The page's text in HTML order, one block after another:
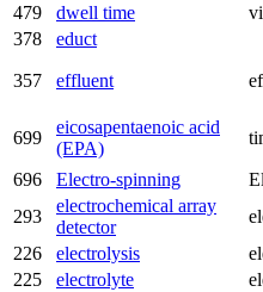
479
dwell time
378
educt
357 effluent
699
eicosapentaenoic acid
(EPA)
696 Electro-spinning
293
electrochemical array
detector
226
electrolysis
225
electrolyte